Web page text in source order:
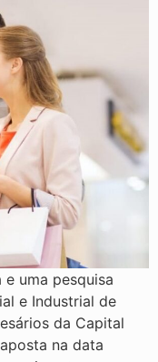
uma pesquisa
e Industrial de
da Capital
na data